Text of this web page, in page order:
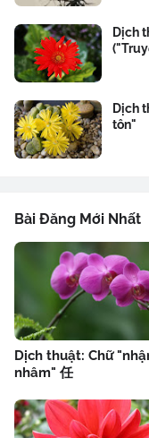
Dịch
Dịch
tôn"
Bài Đăng Mới Nhất
Dịch thuật: Chữ
nhâm" 任